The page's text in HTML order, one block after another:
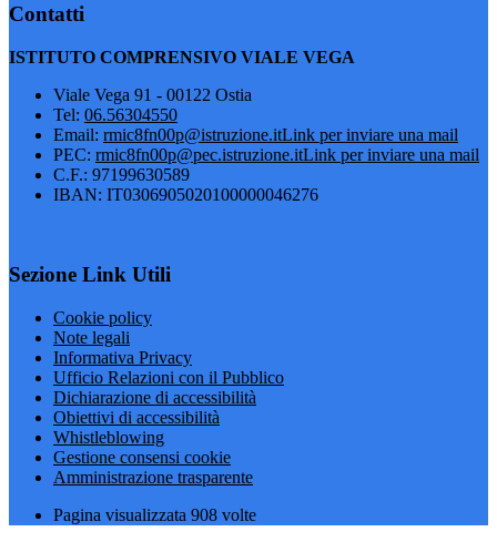
Contatti
ISTITUTO COMPRENSIVO VIALE VEGA
Viale Vega 91 - 00122 Ostia
Tel: 06.56304550
Email: rmic8fn00p@istruzione.itLink per inviare una mail
PEC: rmic8fn00p@pec.istruzione.itLink per inviare una mail
C.F.: 97199630589
IBAN: IT0306905020100000046276
Sezione Link Utili
Cookie policy
Note legali
Informativa Privacy
Ufficio Relazioni con il Pubblico
Dichiarazione di accessibilità
Obiettivi di accessibilità
Whistleblowing
Gestione consensi cookie
Amministrazione trasparente
Pagina visualizzata 908 volte